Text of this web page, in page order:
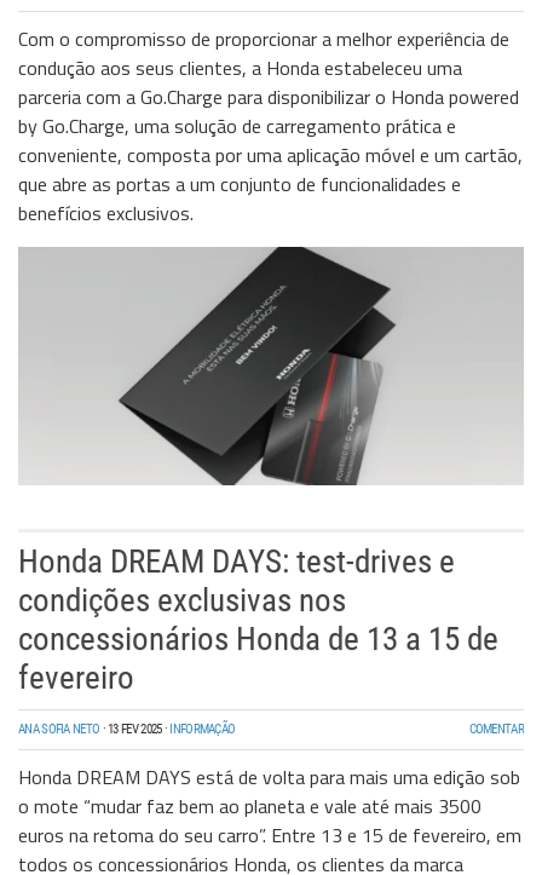
Opinião
Storage
Wireless
Informação
Com o compromisso de proporcionar a melhor experiência de
condução aos seus clientes, a Honda estabeleceu uma
parceria com a Go.Charge para disponibilizar o Honda powered
by Go.Charge, uma solução de carregamento prática e
conveniente, composta por uma aplicação móvel e um cartão,
que abre as portas a um conjunto de funcionalidades e
benefícios exclusivos.
Honda DREAM DAYS: test-drives e
condições exclusivas nos
concessionários Honda de 13 a 15 de
fevereiro
ANA SOFIA NETO ·13 FEV 2025· INFORMAÇÃO COMENTAR
Honda DREAM DAYS está de volta para mais uma edição sob
o mote “mudar faz bem ao planeta e vale até mais 3500
euros na retoma do seu carro”. Entre 13 e 15 de fevereiro, em
todos os concessionários Honda, os clientes da marca